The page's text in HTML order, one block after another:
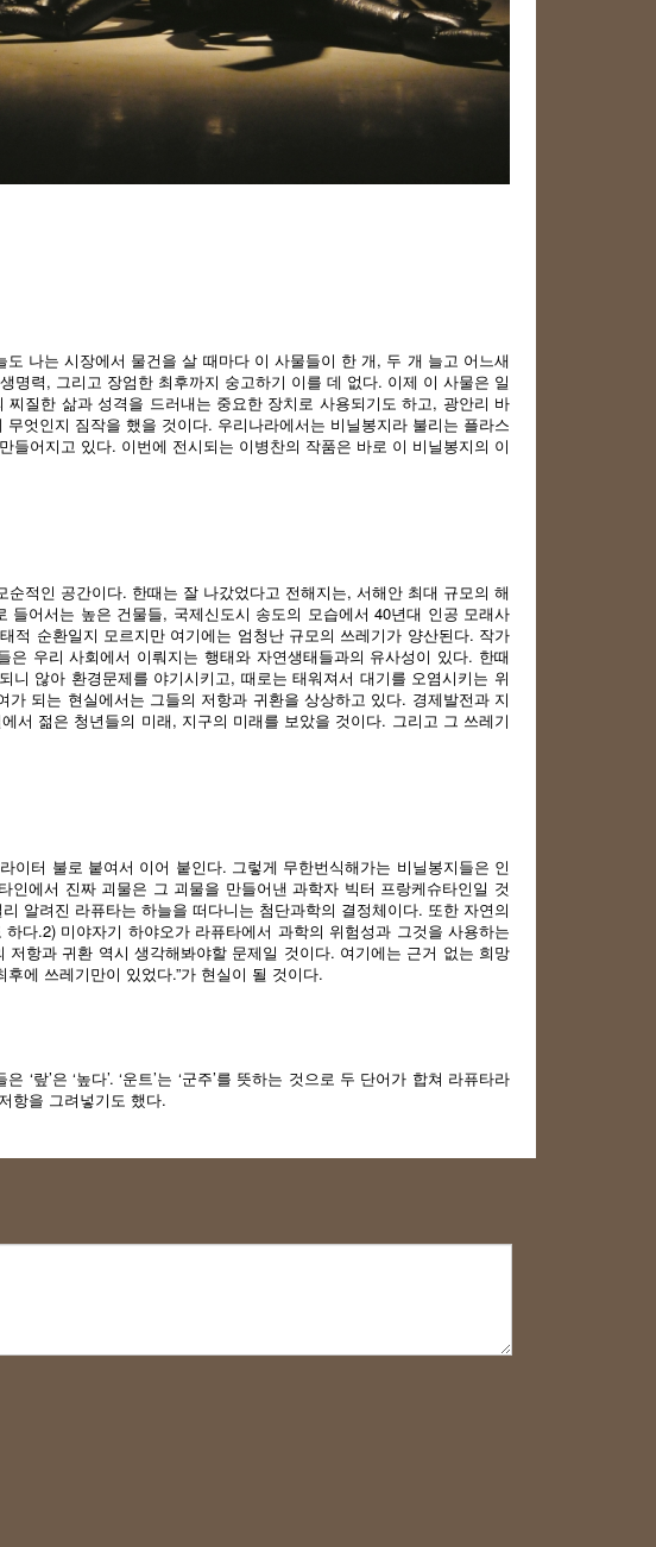
나는 시장에서 물건을 살 때마다 이 사물들이 한 개, 두 개 늘고 어느새
력, 그리고 장엄한 최후까지 숭고하기 이를 데 없다. 이제 이 사물은 일
질한 삶과 성격을 드러내는 중요한 장치로 사용되기도 하고, 광안리 바
엇인지 짐작을 했을 것이다. 우리나라에서는 비닐봉지라 불리는 플라스
어지고 있다. 이번에 전시되는 이병찬의 작품은 바로 이 비닐봉지의 이
적인 공간이다. 한때는 잘 나갔었다고 전해지는, 서해안 최대 규모의 해
어서는 높은 건물들, 국제신도시 송도의 모습에서 40년대 인공 모래사
적 순환일지 모르지만 여기에는 엄청난 규모의 쓰레기가 양산된다. 작가
우리 사회에서 이뤄지는 행태와 자연생태들과의 유사성이 있다. 한때
않아 환경문제를 야기시키고, 때로는 태워져서 대기를 오염시키는 위
되는 현실에서는 그들의 저항과 귀환을 상상하고 있다. 경제발전과 지
서 젊은 청년들의 미래, 지구의 미래를 보았을 것이다. 그리고 그 쓰레기
터 불로 붙여서 이어 붙인다. 그렇게 무한번식해가는 비닐봉지들은 인
에서 진짜 괴물은 그 괴물을 만들어낸 과학자 빅터 프랑케슈타인일 것
알려진 라퓨타는 하늘을 떠다니는 첨단과학의 결정체이다. 또한 자연의
다.2) 미야자기 하야오가 라퓨타에서 과학의 위험성과 그것을 사용하는
항과 귀환 역시 생각해봐야할 문제일 것이다. 여기에는 근거 없는 희망
에 쓰레기만이 있었다.”가 현실이 될 것이다.
’은 ‘높다’. ‘운트’는 ‘군주’를 뜻하는 것으로 두 단어가 합쳐 라퓨타라
항을 그려넣기도 했다.